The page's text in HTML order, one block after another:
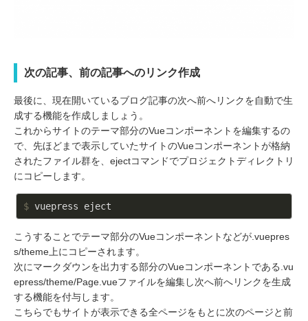
次の記事、前の記事へのリンク作成
最後に、現在開いているブログ記事の次へ前へリンクを自動で生
成する機能を作成しましょう。
これからサイトのテーマ部分のVueコンポーネントを編集するの
で、先ほどまで表示していたサイトのVueコンポーネントが格納
されたファイル群を、ejectコマンドでプロジェクトディレクトリ
にコピーします。
$ vuepress eject
こうすることでテーマ部分のVueコンポーネントなどが.vuepres
s/theme上にコピーされます。
次にマークダウンを出力する部分のVueコンポーネントである.vu
epress/theme/Page.vueファイルを編集し次へ前へリンクを生成
する機能を付与します。
こちらでもサイトが表示できる全ページをもとに次のページと前